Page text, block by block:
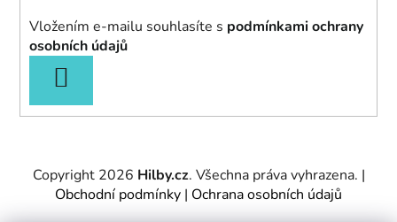
Vložením e-mailu souhlasíte s podmínkami ochrany
osobních údajů
SE
Copyright 2026 Hilby.cz. Všechna práva vyhrazena. |
Obchodní podmínky | Ochrana osobních údajů